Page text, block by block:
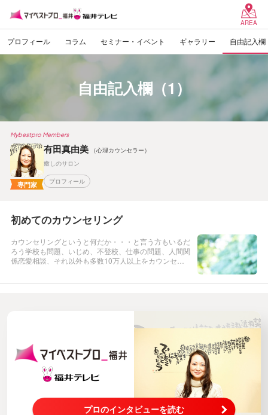
AREA
プロフィール コラム セミナー・イベント ギャラリー 自由記入欄
自由記入欄（1）
Mybestpro Members
専門家
有田真由美
（心理カウンセラー）
癒しのサロン
プロフィール
初めてのカウンセリング
カウンセリングというと何だか・・・と言う方もいるだ
ろう学校も問題、いじめ、不登校、仕事の問題、人間関
係恋愛相談、それ以外も多数10万人以上をカウンセリ
プロのインタビューを読む